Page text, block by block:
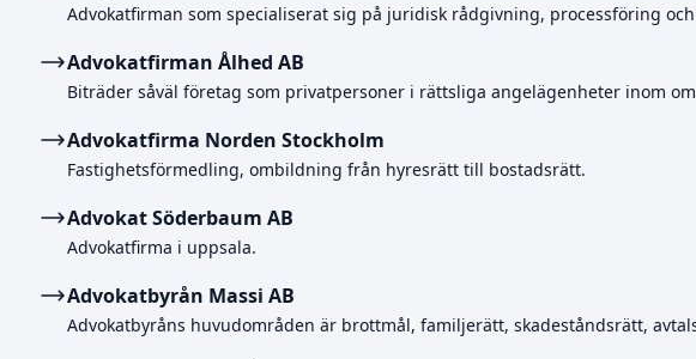
Advokatfirman som specialiserat sig på juridisk rådgivning, processföring
Advokatfirman Ålhed AB
Biträder såväl företag som privatpersoner i rättsliga angelägenheter inom
Advokatfirma Norden Stockholm
Fastighetsförmedling, ombildning från hyresrätt till bostadsrätt.
Advokat Söderbaum AB
Advokatfirma i uppsala.
Advokatbyrån Massi AB
Advokatbyråns huvudområden är brottmål, familjerätt, skadeståndsrätt,